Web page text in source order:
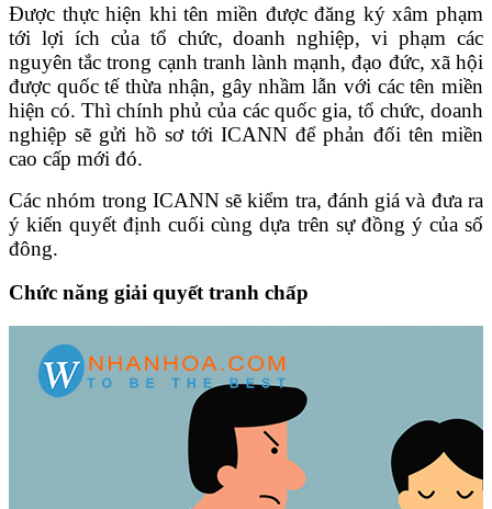
Được thực hiện khi tên miền được đăng ký xâm phạm
tới lợi ích của tổ chức, doanh nghiệp, vi phạm các
nguyên tắc trong cạnh tranh lành mạnh, đạo đức, xã hội
được quốc tế thừa nhận, gây nhầm lẫn với các tên miền
hiện có. Thì chính phủ của các quốc gia, tổ chức, doanh
nghiệp sẽ gửi hồ sơ tới ICANN để phản đối tên miền
cao cấp mới đó.
Các nhóm trong ICANN sẽ kiểm tra, đánh giá và đưa ra
ý kiến quyết định cuối cùng dựa trên sự đồng ý của số
đông.
Chức năng giải quyết tranh chấp